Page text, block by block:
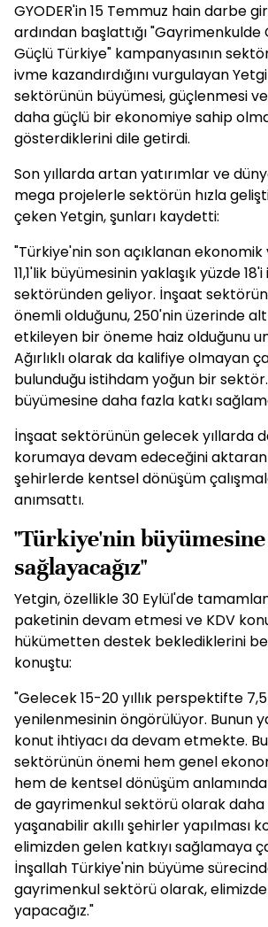
GYODER'in 15 Temmuz hain darbe
ardından başlattığı "Gayrimenkulde
Güçlü Türkiye" kampanyasının
ivme kazandırdığını vurgulayan
sektörünün büyümesi, güçlenmesi
daha güçlü bir ekonomiye sahip
gösterdiklerini dile getirdi.
Son yıllarda artan yatırımlar ve
mega projelerle sektörün hızla
çeken Yetgin, şunları kaydetti:
"Türkiye'nin son açıklanan
11,1'lik büyümesinin yaklaşık yüzde
sektöründen geliyor. İnşaat
önemli olduğunu, 250'nin üzerinde
etkileyen bir öneme haiz olduğunu
Ağırlıklı olarak da kalifiye olmayan
bulunduğu istihdam yoğun bir
büyümesine daha fazla katkı
İnşaat sektörünün gelecek yıllarda
korumaya devam edeceğini aktaran
şehirlerde kentsel dönüşüm
anımsattı.
"Türkiye'nin
sağlayacağız"
Yetgin, özellikle 30 Eylül'de
paketinin devam etmesi ve KDV
hükümetten destek beklediklerini
konuştu:
"Gelecek 15-20 yıllık perspektifte
yenilenmesinin öngörülüyor. Bunun
konut ihtiyacı da devam etmekte.
sektörünün önemi hem genel
hem de kentsel dönüşüm
de gayrimenkul sektörü olarak daha
yaşanabilir akıllı şehirler yapılması
elimizden gelen katkıyı sağlamaya
İnşallah Türkiye'nin büyüme
gayrimenkul sektörü olarak,
yapacağız."